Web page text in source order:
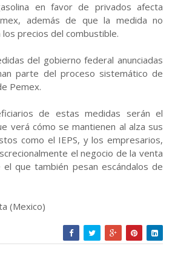
en favor de privados afecta
además de que la medida no
precios del combustible.
del gobierno federal anunciadas
parte del proceso sistemático de
Pemex.
de estas medidas serán el
verá cómo se mantienen al alza sus
como el IEPS, y los empresarios,
el negocio de la venta
que también pesan escándalos de
(Mexico)